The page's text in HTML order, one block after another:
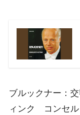
ブルックナー：
ィンク コンセ